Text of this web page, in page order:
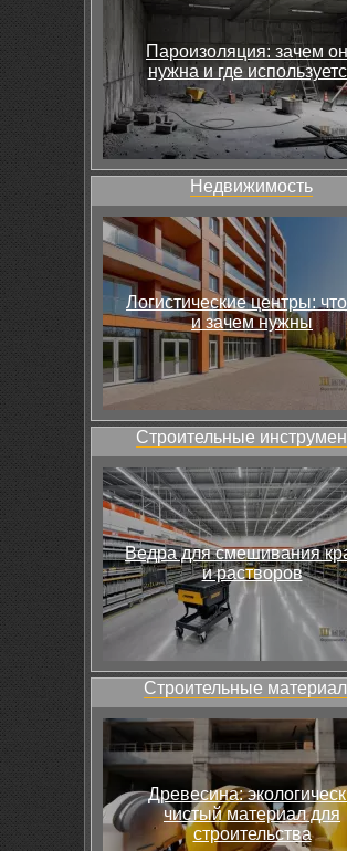
Пароизоляция: зачем
нужна и где
Недвижимость
Логистические центры:
и зачем нужны
Строительные
Ведра для смешивания
и растворов
Строительные
Древесина:
чистый материал для
строительства